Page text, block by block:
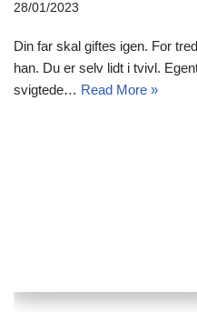
28/01/2023
Din far skal giftes igen. For
han. Du er selv lidt i tvivl.
svigtede… Read More »